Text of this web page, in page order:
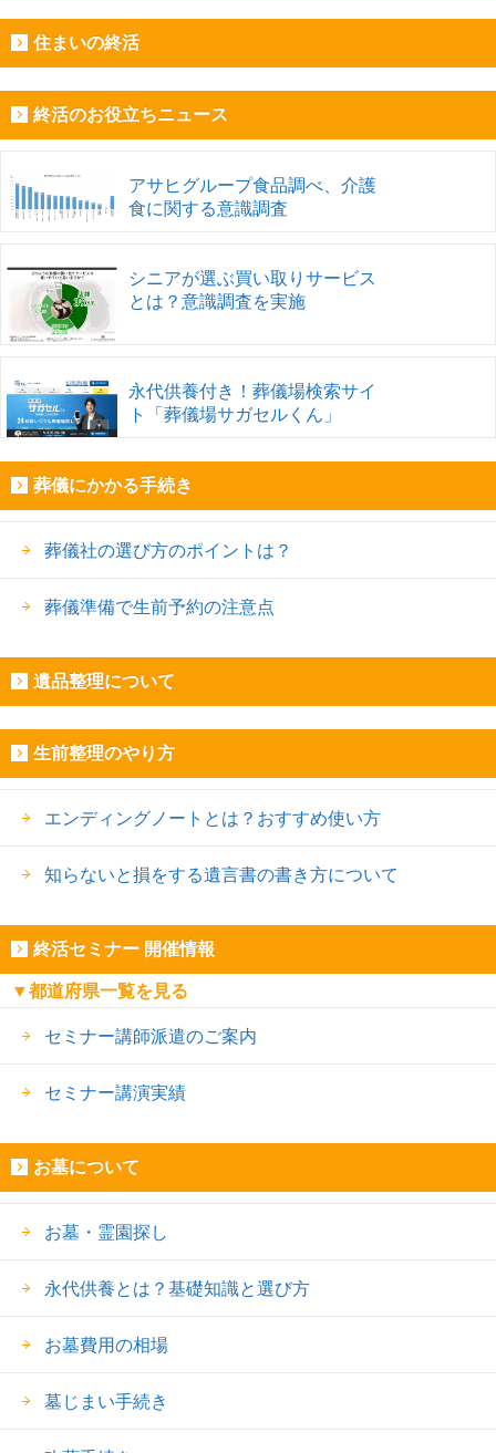
住まいの終活
終活のお役立ちニュース
アサヒグループ食品調べ、介護
食に関する意識調査
シニアが選ぶ買い取りサービス
とは？意識調査を実施
永代供養付き！葬儀場検索サイ
ト「葬儀場サガセルくん」
葬儀にかかる手続き
葬儀社の選び方のポイントは？
葬儀準備で生前予約の注意点
遺品整理について
生前整理のやり方
エンディングノートとは？おすすめ使い方
知らないと損をする遺言書の書き方について
終活セミナー 開催情報
▼都道府県一覧を見る
セミナー講師派遣のご案内
セミナー講演実績
お墓について
お墓・霊園探し
永代供養とは？基礎知識と選び方
お墓費用の相場
墓じまい手続き